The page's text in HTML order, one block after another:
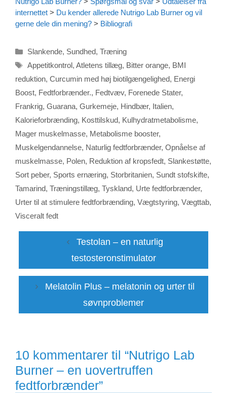
internettet > Du kender allerede Nutrigo Lab Burner og vil
gerne dele din mening? > Bibliografi
Kategorier
Slankende, Sundhed, Træning
Tags
Appetitkontrol, Atletens tillæg, Bitter orange, BMI
reduktion, Curcumin med høj biotilgængelighed, Energi
Boost, Fedtforbrænder., Fedtvæv, Forenede Stater,
Frankrig, Guarana, Gurkemeje, Hindbær, Italien,
Kalorieforbrænding, Kosttilskud, Kulhydratmetabolisme,
Mager muskelmasse, Metabolisme booster,
Muskelgendannelse, Naturlig fedtforbrænder, Opnåelse af
muskelmasse, Polen, Reduktion af kropsfedt, Slankestøtte,
Sort peber, Sports ernæring, Storbritanien, Sundt stofskifte,
Tamarind, Træningstillæg, Tyskland, Urte fedtforbrænder,
Urter til at stimulere fedtforbrænding, Vægtstyring, Vægttab,
Visceralt fedt
Testolan – en naturlig
testosteronstimulator
Melatolin Plus – melatonin og urter til
søvnproblemer
10 kommentarer til “Nutrigo Lab
Burner – en uovertruffen
fedtforbrænder”